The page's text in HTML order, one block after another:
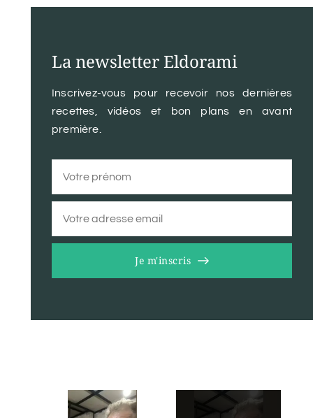
La newsletter Eldorami
Inscrivez-vous pour recevoir nos dernières
recettes, vidéos et bon plans en avant
première.
Je m'inscris
×